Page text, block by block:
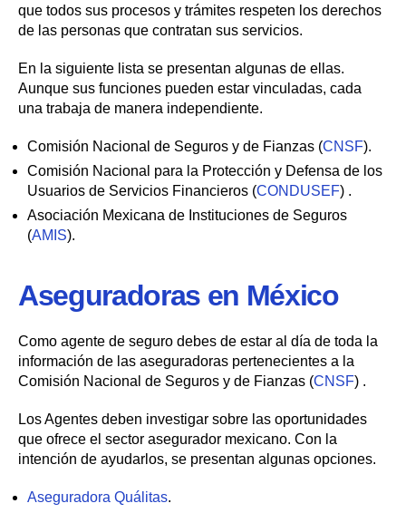
que todos sus procesos y trámites respeten los derechos
de las personas que contratan sus servicios.
En la siguiente lista se presentan algunas de ellas.
Aunque sus funciones pueden estar vinculadas, cada
una trabaja de manera independiente.
Comisión Nacional de Seguros y de Fianzas (CNSF).
Comisión Nacional para la Protección y Defensa de los
Usuarios de Servicios Financieros (CONDUSEF) .
Asociación Mexicana de Instituciones de Seguros
(AMIS).
Aseguradoras en México
Como agente de seguro debes de estar al día de toda la
información de las aseguradoras pertenecientes a la
Comisión Nacional de Seguros y de Fianzas (CNSF) .
Los Agentes deben investigar sobre las oportunidades
que ofrece el sector asegurador mexicano. Con la
intención de ayudarlos, se presentan algunas opciones.
Aseguradora Quálitas.